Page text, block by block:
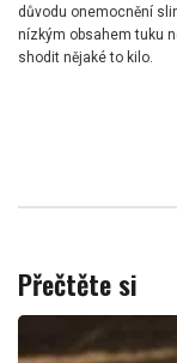
důvodu onemocnění
nízkým obsahem tuku
shodit nějaké to kilo.
Přečtěte si